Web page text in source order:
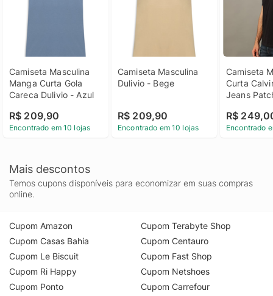
Camiseta Masculina
Manga Curta Gola
Careca Dulivio - Azul
R$ 209,90
Encontrado em 10 lojas
Camiseta Masculina
Dulivio - Bege
R$ 209,90
Encontrado em 10 lojas
Camiseta
Curta
Jeans
Manga
Klein
R$
Encontrado
Mais descontos
Temos cupons disponíveis para economizar em suas compras
online.
Cupom Amazon
Cupom Casas Bahia
Cupom Le Biscuit
Cupom Ri Happy
Cupom Ponto
Cupom Terabyte Shop
Cupom Centauro
Cupom Fast Shop
Cupom Netshoes
Cupom Carrefour